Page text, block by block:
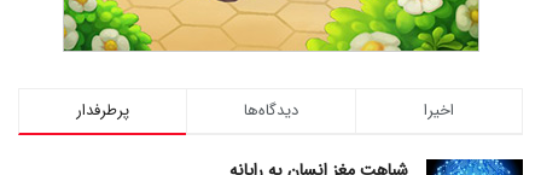
پرطرفدار دیدگاه‌ها اخیرا
شباهت مغز انسان به رایانه